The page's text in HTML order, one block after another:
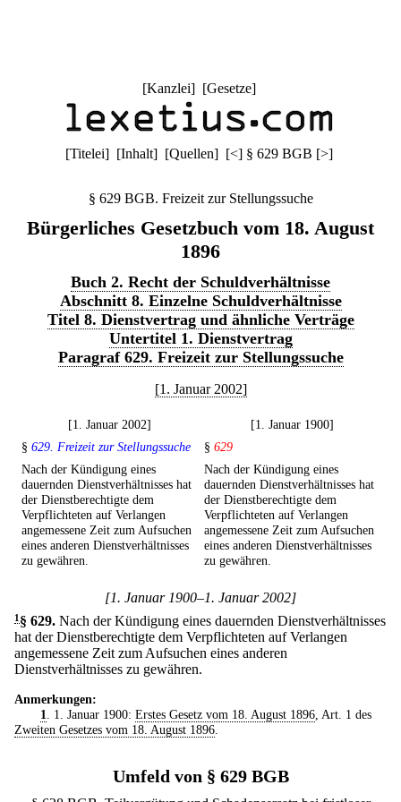
[Kanzlei] [Gesetze]
[Titelei] [Inhalt] [Quellen] [<] § 629 BGB [>]
§ 629 BGB. Freizeit zur Stellungssuche
Bürgerliches Gesetzbuch vom 18. August
1896
Buch 2. Recht der Schuldverhältnisse
Abschnitt 8. Einzelne Schuldverhältnisse
Titel 8. Dienstvertrag und ähnliche Verträge
Untertitel 1. Dienstvertrag
Paragraf 629. Freizeit zur Stellungssuche
[1. Januar 2002]
[1. Januar 2002]
[1. Januar 1900]
§ 629. Freizeit zur Stellungssuche § 629
Nach der Kündigung eines
dauernden Dienstverhältnisses hat
der Dienstberechtigte dem
Verpflichteten auf Verlangen
angemessene Zeit zum Aufsuchen
eines anderen Dienstverhältnisses
zu gewähren.
Nach der Kündigung eines
dauernden Dienstverhältnisses hat
der Dienstberechtigte dem
Verpflichteten auf Verlangen
angemessene Zeit zum Aufsuchen
eines anderen Dienstverhältnisses
zu gewähren.
[1. Januar 1900–1. Januar 2002]
1§ 629. Nach der Kündigung eines dauernden Dienstverhältnisses
hat der Dienstberechtigte dem Verpflichteten auf Verlangen
angemessene Zeit zum Aufsuchen eines anderen
Dienstverhältnisses zu gewähren.
Anmerkungen:
1. 1. Januar 1900: Erstes Gesetz vom 18. August 1896, Art. 1 des
Zweiten Gesetzes vom 18. August 1896.
Umfeld von § 629 BGB